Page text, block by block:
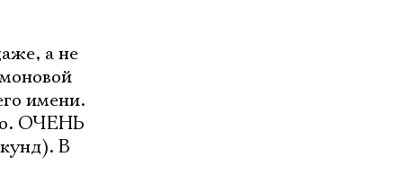
а не
имени.
ОЧЕНЬ
В